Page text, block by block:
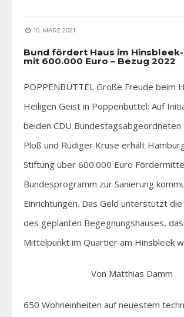
10. MÄRZ 2021
Bund fördert Haus im
mit 600.000 Euro – Bezug 2022
POPPENBÜTTEL Große Freude beim
Heiligen Geist in Poppenbüttel: Auf
beiden CDU Bundestagsabgeordneten
Ploß und Rüdiger Kruse erhält
Stiftung über 600.000 Euro
Bundesprogramm zur Sanierung
Einrichtungen. Das Geld unterstützt die
des geplanten Begegnungshauses,
Mittelpunkt im Quartier am Hinsbleek
Von Matthias Damm
650 Wohneinheiten auf neuestem